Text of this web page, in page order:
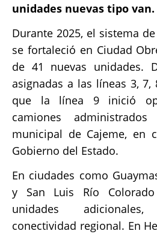
unidades nuevas tipo van.
Durante 2025, el sistema
se fortaleció en Ciudad
de 41 nuevas unidades.
asignadas a las líneas 3, 7,
que la línea 9 inició
camiones
municipal de Cajeme, en
Gobierno del Estado.
En ciudades como
y San Luis Río
unidades
conectividad regional. En